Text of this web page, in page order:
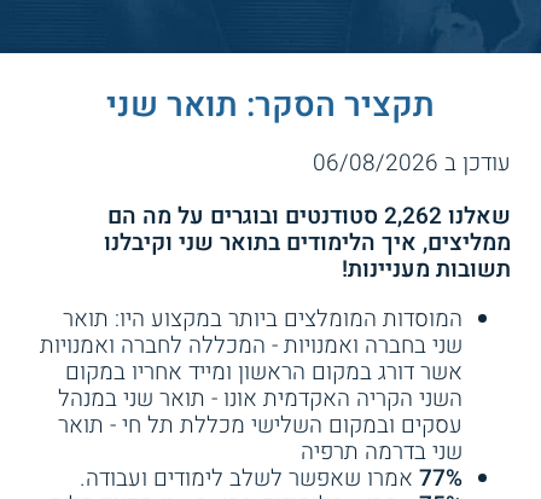
תקציר הסקר: תואר שני
עודכן ב 06/08/2026
שאלנו 2,262 סטודנטים ובוגרים על מה הם
ממליצים, איך הלימודים בתואר שני וקיבלנו
תשובות מעניינות!
המוסדות המומלצים ביותר במקצוע היו: תואר
שני בחברה ואמנויות - המכללה לחברה ואמנויות
אשר דורג במקום הראשון ומייד אחריו במקום
השני הקריה האקדמית אונו - תואר שני במנהל
עסקים ובמקום השלישי מכללת תל חי - תואר
שני בדרמה תרפיה
77% אמרו שאפשר לשלב לימודים ועבודה.